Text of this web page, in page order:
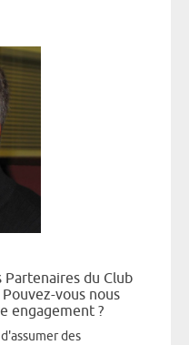
Partenaires du Club
vous nous
engagement ?
des